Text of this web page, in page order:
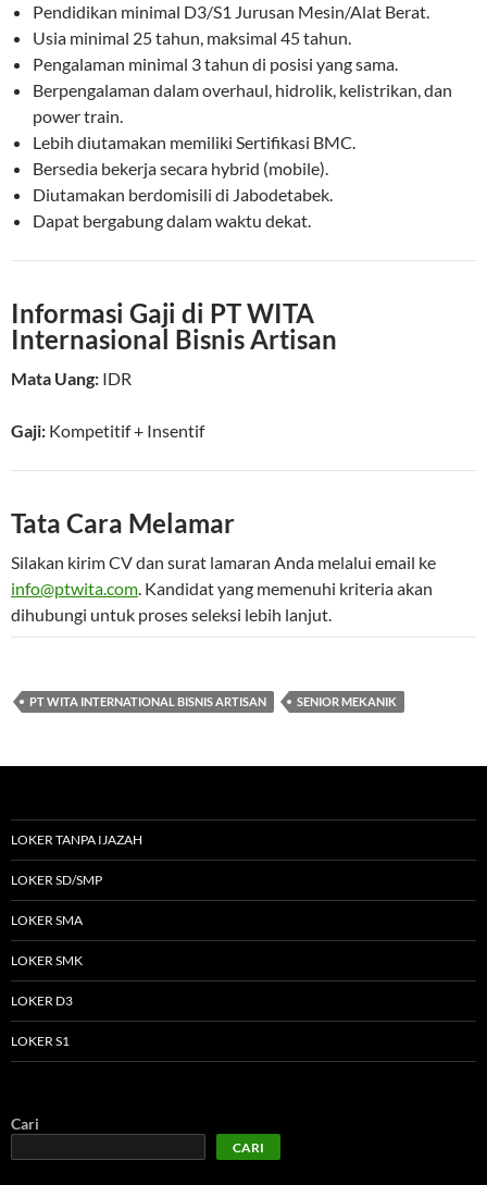
Pendidikan minimal D3/S1 Jurusan Mesin/Alat Berat.
Usia minimal 25 tahun, maksimal 45 tahun.
Pengalaman minimal 3 tahun di posisi yang sama.
Berpengalaman dalam overhaul, hidrolik, kelistrikan, dan
power train.
Lebih diutamakan memiliki Sertifikasi BMC.
Bersedia bekerja secara hybrid (mobile).
Diutamakan berdomisili di Jabodetabek.
Dapat bergabung dalam waktu dekat.
Informasi Gaji di PT WITA
Internasional Bisnis Artisan
Mata Uang: IDR
Gaji: Kompetitif+ Insentif
Tata Cara Melamar
Silakan kirim CV dan surat lamaran Anda melalui email ke
info@ptwita.com. Kandidat yang memenuhi kriteria akan
dihubungi untuk proses seleksi lebih lanjut.
PT WITA INTERNATIONAL BISNIS ARTISAN SENIOR MEKANIK
LOKER TANPA IJAZAH
LOKER SD/SMP
LOKER SMA
LOKER SMK
LOKER D3
LOKER S1
Cari
CARI